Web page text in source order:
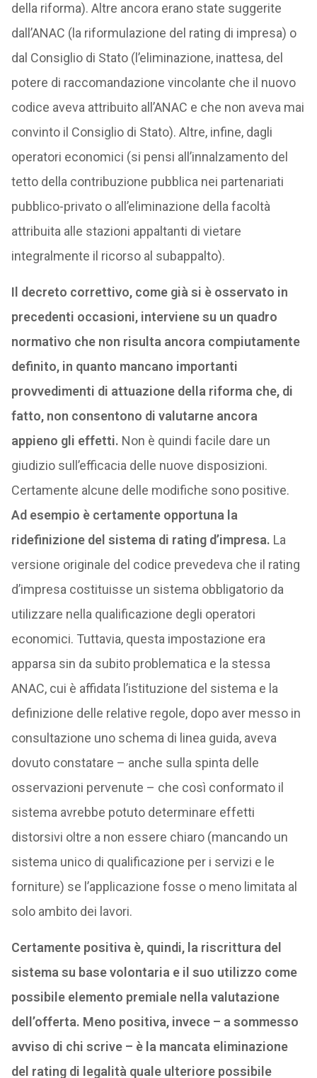
della riforma). Altre ancora erano state suggerite
dall’ANAC (la riformulazione del rating di impresa) o
dal Consiglio di Stato (l’eliminazione, inattesa, del
potere di raccomandazione vincolante che il nuovo
codice aveva attribuito all’ANAC e che non aveva mai
convinto il Consiglio di Stato). Altre, infine, dagli
operatori economici (si pensi all’innalzamento del
tetto della contribuzione pubblica nei partenariati
pubblico-privato o all’eliminazione della facoltà
attribuita alle stazioni appaltanti di vietare
integralmente il ricorso al subappalto).
Il decreto correttivo, come già si è osservato in
precedenti occasioni, interviene su un quadro
normativo che non risulta ancora compiutamente
definito, in quanto mancano importanti
provvedimenti di attuazione della riforma che, di
fatto, non consentono di valutarne ancora
appieno gli effetti. Non è quindi facile dare un
giudizio sull’efficacia delle nuove disposizioni.
Certamente alcune delle modifiche sono positive.
Ad esempio è certamente opportuna la
ridefinizione del sistema di rating d’impresa. La
versione originale del codice prevedeva che il rating
d’impresa costituisse un sistema obbligatorio da
utilizzare nella qualificazione degli operatori
economici. Tuttavia, questa impostazione era
apparsa sin da subito problematica e la stessa
ANAC, cui è affidata l’istituzione del sistema e la
definizione delle relative regole, dopo aver messo in
consultazione uno schema di linea guida, aveva
dovuto constatare – anche sulla spinta delle
osservazioni pervenute – che così conformato il
sistema avrebbe potuto determinare effetti
distorsivi oltre a non essere chiaro (mancando un
sistema unico di qualificazione per i servizi e le
forniture) se l’applicazione fosse o meno limitata al
solo ambito dei lavori.
Certamente positiva è, quindi, la riscrittura del
sistema su base volontaria e il suo utilizzo come
possibile elemento premiale nella valutazione
dell’offerta. Meno positiva, invece – a sommesso
avviso di chi scrive – è la mancata eliminazione
del rating di legalità quale ulteriore possibile